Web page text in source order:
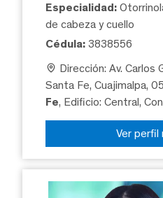
Especialidad:
de cabeza y cuello
Cédula: 3838556
Dirección: Av. Carlos
Santa Fe, Cuajimalpa,
Fe, Edificio: Central,
Ver perfil